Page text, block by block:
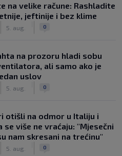
na velike račune: Rashladite
jeftinije i bez klime
5. aug. 0
na prozoru hladi sobu
ali samo ako je
uslov
5. aug. 0
otišli na odmor u Italiju i
se više ne vraćaju: "Mjesečni
nam skresani na trećinu"
5. aug. 0